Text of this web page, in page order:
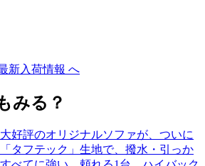
新入荷情報 へ
みる？